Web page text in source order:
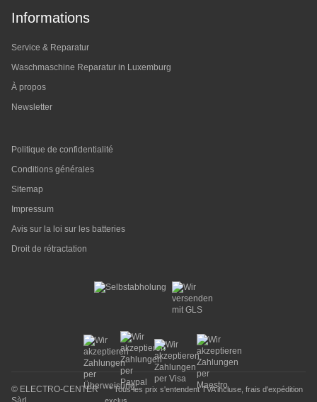
Informations
Service & Reparatur
Waschmaschine Reparatur in Luxemburg
À propos
Newsletter
Politique de confidentialité
Conditions générales
Sitemap
Impressum
Avis sur la loi sur les batteries
Droit de rétractation
© ELECTRO-CENTER
* Tous les prix s'entendent TVA incluse,frais d'expédition